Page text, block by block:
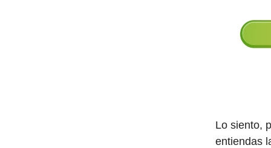
Lo siento,
entiendas